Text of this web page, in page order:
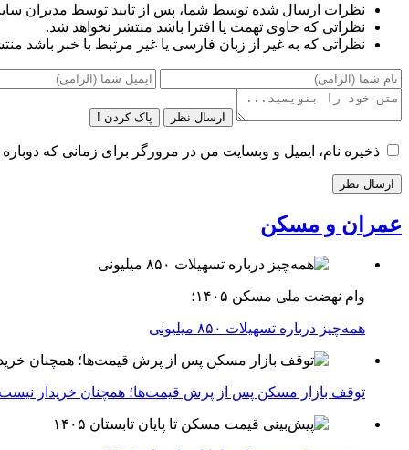
نظرات ارسال شده توسط شما، پس از تایید توسط مدیران
نظراتی که حاوی تهمت یا افترا باشد منتشر نخواهد شد.
نظراتی که به غیر از زبان فارسی یا غیر مرتبط با خبر باشد
ارسال نظر پاک کردن !
ذخیره نام، ایمیل و وبسایت من در مرورگر برای زمانی که
عمران و مسکن
وام نهضت ملی مسکن ۱۴۰۵؛
همه‌چیز درباره تسهیلات ۸۵۰ میلیونی
توقف بازار مسکن پس از پرش قیمت‌ها؛ همچنان خریدار